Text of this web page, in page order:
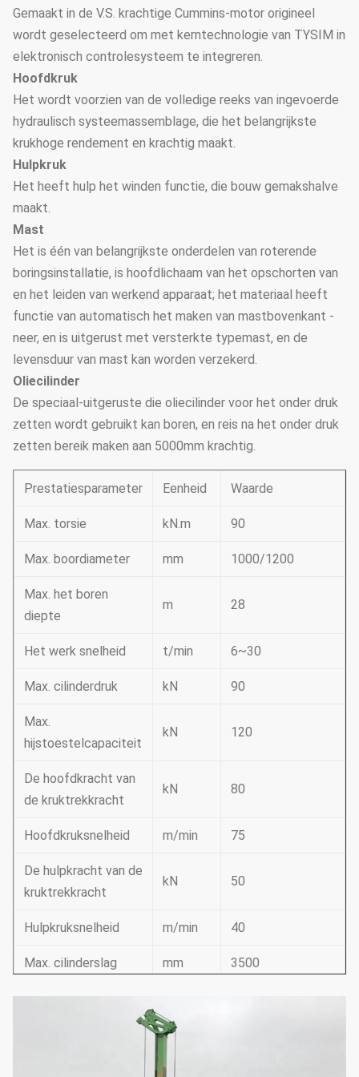
Gemaakt in de V.S. krachtige Cummins-motor origineel
wordt geselecteerd om met kerntechnologie van TYSIM in
elektronisch controlesysteem te integreren.
Hoofdkruk
Het wordt voorzien van de volledige reeks van ingevoerde
hydraulisch systeemassemblage, die het belangrijkste
krukhoge rendement en krachtig maakt.
Hulpkruk
Het heeft hulp het winden functie, die bouw gemakshalve
maakt.
Mast
Het is één van belangrijkste onderdelen van roterende
boringsinstallatie, is hoofdlichaam van het opschorten van
en het leiden van werkend apparaat; het materiaal heeft
functie van automatisch het maken van mastbovenkant -
neer, en is uitgerust met versterkte typemast, en de
levensduur van mast kan worden verzekerd.
Oliecilinder
De speciaal-uitgeruste die oliecilinder voor het onder druk
zetten wordt gebruikt kan boren, en reis na het onder druk
zetten bereik maken aan 5000mm krachtig.
Prestatiesparameter Eenheid Waarde
Max. torsie kN.m 90
Max. boordiameter mm 1000/1200
Max. het boren
diepte
m 28
Het werk snelheid t/min 6~30
Max. cilinderdruk kN 90
Max.
hijstoestelcapaciteit
kN 120
De hoofdkracht van
de kruktrekkracht
kN 80
Hoofdkruksnelheid m/min 75
De hulpkracht van de
kruktrekkracht
kN 50
Hulpkruksnelheid m/min 40
Max. cilinderslag mm 3500
Mast het zij harken
°